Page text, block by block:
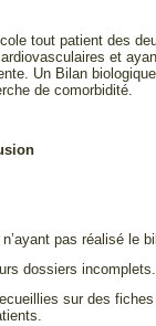
tout patient des
et
Un Bilan
de comorbidité.
pas réalisé le
dossiers incomplets.
sur des